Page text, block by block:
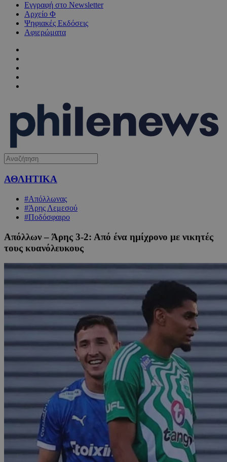
Εγγραφή στο Newsletter
Αρχείο Φ
Ψηφιακές Εκδόσεις
Αφιερώματα
ΑΘΛΗΤΙΚΑ
#Απόλλωνας
#Άρης Λεμεσού
#Ποδόσφαιρο
Απόλλων – Άρης 3-2: Από ένα ημίχρονο με νικητές
τους κυανόλευκους